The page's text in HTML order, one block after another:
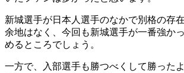
新城選手が日本人選手のなかで別格の存
余地はなく、今回も新城選手が一番強か
めるところでしょう。
一方で、入部選手も勝つべくして勝った